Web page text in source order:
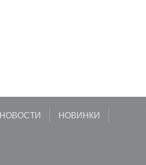
НОВОСТИ НОВИНКИ